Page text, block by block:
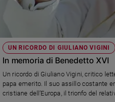
UN RICORDO DI GIULIANO VIGINI
In memoria di Benedetto XVI
Un ricordo di Giuliano Vigini, critico
papa emerito. Il suo assillo costante
cristiane dell’Europa, il trionfo del